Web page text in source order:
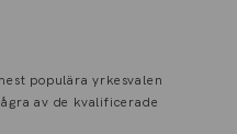
populära yrkesvalen
av de kvalificerade